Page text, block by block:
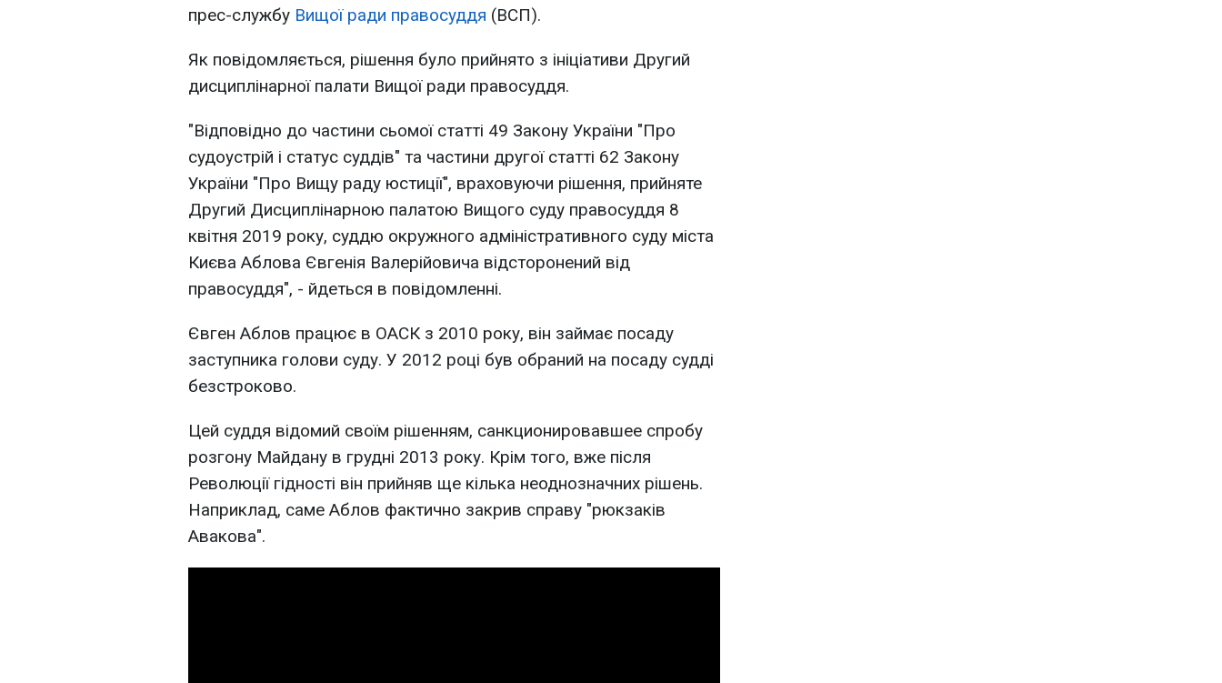
прес-службу Вищої ради правосуддя (ВСП).
Як повідомляється, рішення було прийнято з ініціативи Другий
дисциплінарної палати Вищої ради правосуддя.
"Відповідно до частини сьомої статті 49 Закону України "Про
судоустрій і статус суддів" та частини другої статті 62 Закону
України "Про Вищу раду юстиції", враховуючи рішення, прийняте
Другий Дисциплінарною палатою Вищого суду правосуддя 8
квітня 2019 року, суддю окружного адміністративного суду міста
Києва Аблова Євгенія Валерійовича відсторонений від
правосуддя", - йдеться в повідомленні.
Євген Аблов працює в ОАСК з 2010 року, він займає посаду
заступника голови суду. У 2012 році був обраний на посаду судді
безстроково.
Цей суддя відомий своїм рішенням, санкционировавшее спробу
розгону Майдану в грудні 2013 року. Крім того, вже після
Революції гідності він прийняв ще кілька неоднозначних рішень.
Наприклад, саме Аблов фактично закрив справу "рюкзаків
Авакова".